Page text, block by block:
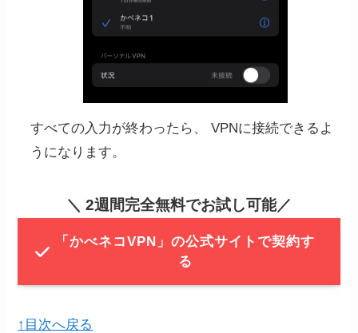
すべての入力が終わったら、 VPNに接続できるよ
うになります。
＼ 2週間完全無料でお試し可能／
「かべネコVPN」の公式サイトで契約す
る
↑目次へ戻る